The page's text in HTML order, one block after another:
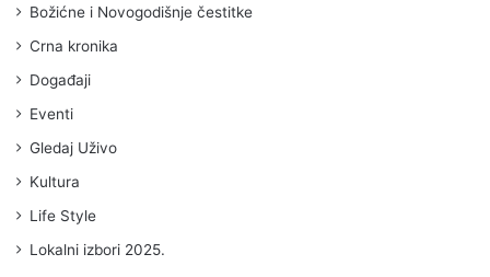
Božićne i Novogodišnje čestitke
Crna kronika
Događaji
Eventi
Gledaj Uživo
Kultura
Life Style
Lokalni izbori 2025.